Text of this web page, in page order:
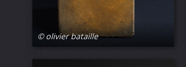
© olivier bataille